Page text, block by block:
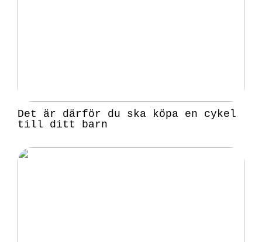
Det är därför du ska köpa en cykel
till ditt barn